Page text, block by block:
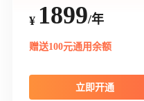
¥ 1899/年
赠送100元通用余额
立即开通